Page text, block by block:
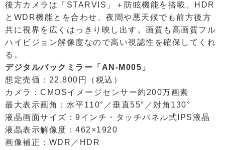
後方カメラは「STARVIS」＋防眩機能を搭載。HDR
とWDR機能とを合わせ、夜間や悪天候でも前方後方
共に視界を広くはっきり映し出す。画質も高画質フル
ハイビジョン解像度なので高い視認性を確保してくれ
る。
デジタルバックミラー「AN-M005」
想定売価：22,800円（税込）
カメラ：CMOSイメージセンサー約200万画素
最大表示画角：水平110°／垂直55°／対角130°
液晶画面サイズ：9インチ・タッチパネル式IPS液晶
液晶表示解像度：462×1920
画像補正：WDR／HDR